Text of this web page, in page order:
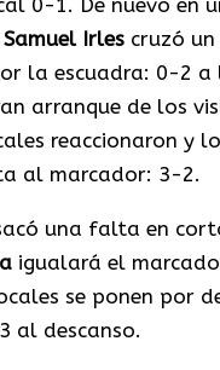
Samuel Irlescruzó un
la escuadra: 0-2 a
arranque de los
reaccionaron y
al marcador: 3-2.
una falta en
igualará el
se ponen por
al descanso.